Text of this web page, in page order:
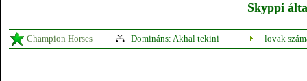
Skyppi
Champion Horses Domináns: Akhal tekini lovak